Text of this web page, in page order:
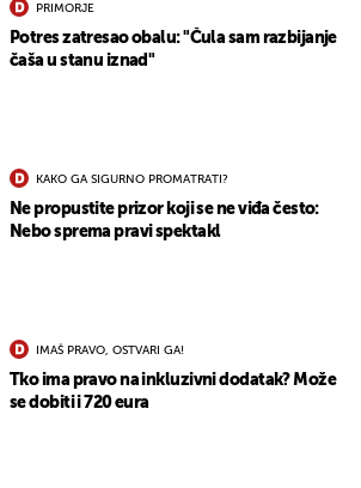
PRIMORJE
Potres zatresao obalu: "Čula sam razbijanje
čaša u stanu iznad"
KAKO GA SIGURNO PROMATRATI?
Ne propustite prizor koji se ne viđa često:
Nebo sprema pravi spektakl
IMAŠ PRAVO, OSTVARI GA!
Tko ima pravo na inkluzivni dodatak? Može
se dobiti i 720 eura